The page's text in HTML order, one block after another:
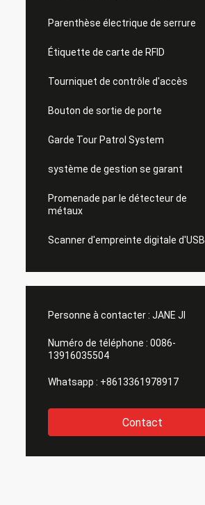
Parenthèse électrique de serrure
Étiquette de carte de RFID
Tourniquet de contrôle d'accès
Bouton de sortie de porte
Garde Tour Patrol System
système de gestion se garant
Promenade par le détecteur de
métaux
Scanner d'empreinte digitale d'USB
Personne à contacter : JANE JI
Numéro de téléphone : 0086-
13916035504
Whatsapp : +8613361978917
Contact